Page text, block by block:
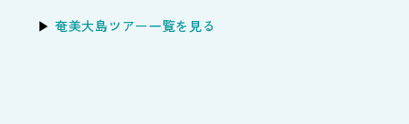
▶奄美大島ツアー一覧を見る